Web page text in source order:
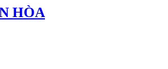
HÒA